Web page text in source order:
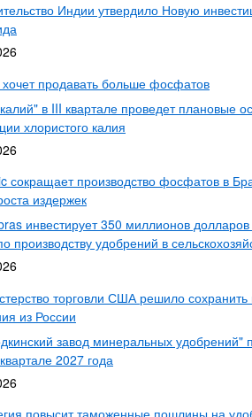
Индии утвердило Новую
продавать больше фосфатов
в III квартале проведет плановые
хлористого калия
сокращает производство фосфатов в
издержек
инвестирует 350 миллионов
производству удобрений в
торговли США решило
из России
завод минеральных удобрений"
2027 года
повысит таможенные пошлины на